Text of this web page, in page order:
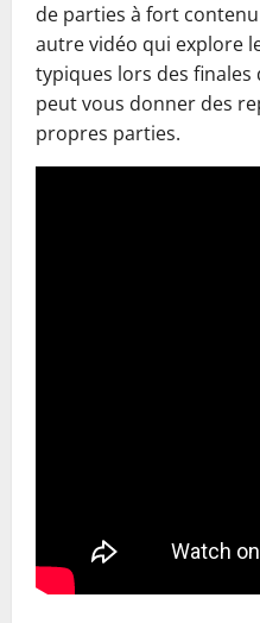
de parties à fort
autre vidéo qui explore
typiques lors des
peut vous donner des
propres parties.